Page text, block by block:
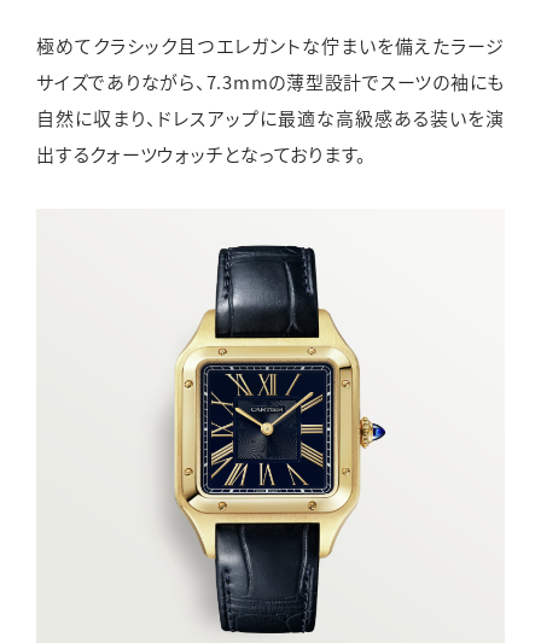
極めてクラシック且つエレガントな佇まいを備えたラージ
サイズでありながら、7.3mmの薄型設計でスーツの袖にも
自然に収まり、ドレスアップに最適な高級感ある装いを演
出するクォーツウォッチとなっております。